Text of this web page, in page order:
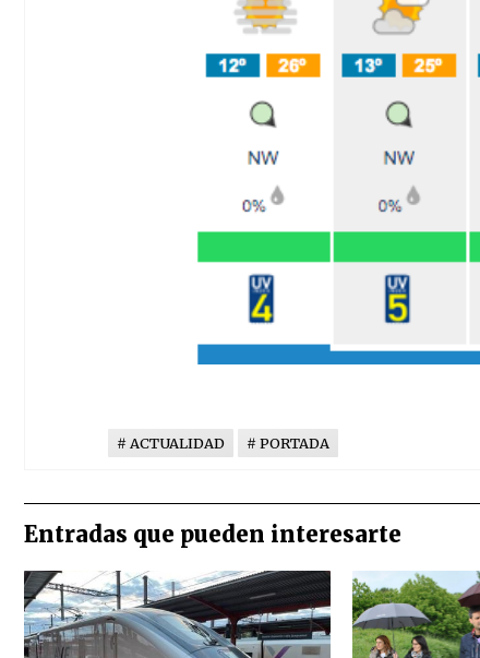
ACTUALIDAD PORTADA
Entradas que pueden interesarte